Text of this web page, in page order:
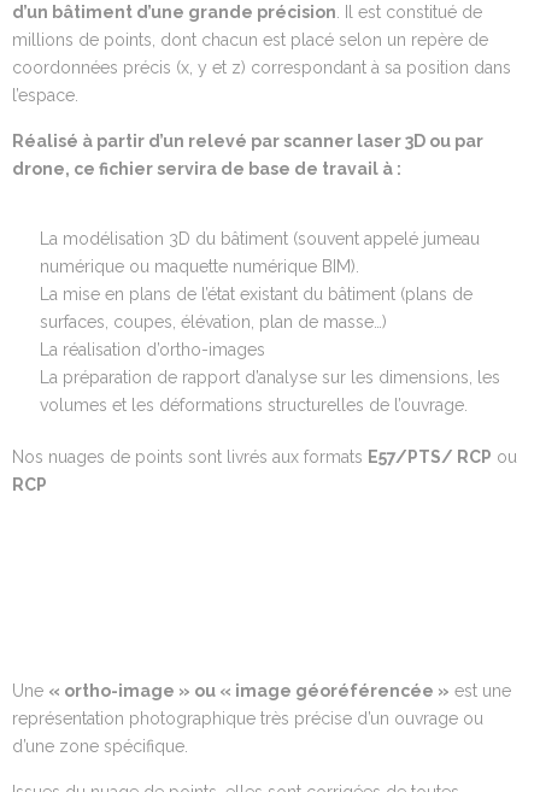
d’un bâtiment d’une grande précision . Il est constitué de
millions de points, dont chacun est placé selon un repère de
coordonnées précis (x, y et z) correspondant à sa position dans
l’espace.
Réalisé à partir d’un relevé par scanner laser 3D ou par
drone, ce fichier servira de base de travail à :
La modélisation 3D du bâtiment (souvent appelé jumeau
numérique ou maquette numérique BIM).
La mise en plans de l’état existant du bâtiment (plans de
surfaces, coupes, élévation, plan de masse…)
La réalisation d’ortho-images
La préparation de rapport d’analyse sur les dimensions, les
volumes et les déformations structurelles de l’ouvrage.
Nos nuages de points sont livrés aux formats E57/PTS/ RCP ou
RCP
Une « ortho-image » ou « image géoréférencée » est une
représentation photographique très précise d’un ouvrage ou
d’une zone spécifique.